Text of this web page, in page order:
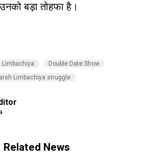
बड़ा तोहफा है।
Limbachiya
Double Date Show
Limbachiya struggle
Related News